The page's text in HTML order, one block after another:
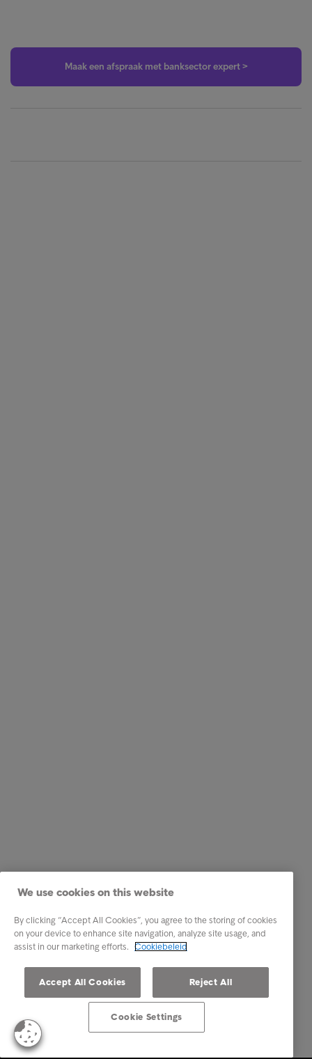
Maak een afspraak met banksector expert >
We use cookies on this website
By clicking “Accept All Cookies”, you agree to the storing of cookies
on your device to enhance site navigation, analyze site usage, and
assist in our marketing efforts. Cookiebeleid
Accept All Cookies Reject All
Cookie Settings